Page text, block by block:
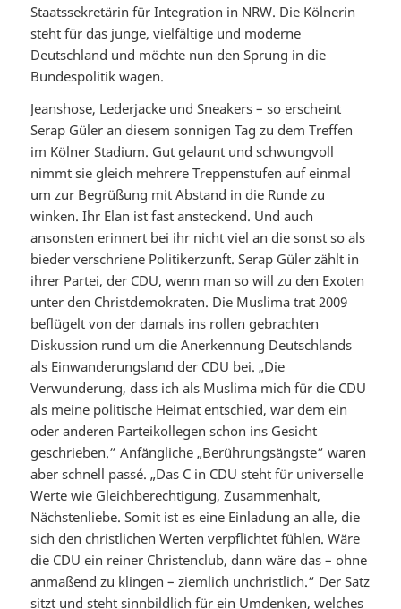
Staatssekretärin für Integration in NRW. Die Kölnerin
steht für das junge, vielfältige und moderne
Deutschland und möchte nun den Sprung in die
Bundespolitik wagen.
Jeanshose, Lederjacke und Sneakers – so erscheint
Serap Güler an diesem sonnigen Tag zu dem Treffen
im Kölner Stadium. Gut gelaunt und schwungvoll
nimmt sie gleich mehrere Treppenstufen auf einmal
um zur Begrüßung mit Abstand in die Runde zu
winken. Ihr Elan ist fast ansteckend. Und auch
ansonsten erinnert bei ihr nicht viel an die sonst so als
bieder verschriene Politikerzunft. Serap Güler zählt in
ihrer Partei, der CDU, wenn man so will zu den Exoten
unter den Christdemokraten. Die Muslima trat 2009
beflügelt von der damals ins rollen gebrachten
Diskussion rund um die Anerkennung Deutschlands
als Einwanderungsland der CDU bei. „Die
Verwunderung, dass ich als Muslima mich für die CDU
als meine politische Heimat entschied, war dem ein
oder anderen Parteikollegen schon ins Gesicht
geschrieben.“ Anfängliche „Berührungsängste“ waren
aber schnell passé. „Das C in CDU steht für universelle
Werte wie Gleichberechtigung, Zusammenhalt,
Nächstenliebe. Somit ist es eine Einladung an alle, die
sich den christlichen Werten verpflichtet fühlen. Wäre
die CDU ein reiner Christenclub, dann wäre das – ohne
anmaßend zu klingen – ziemlich unchristlich.“ Der Satz
sitzt und steht sinnbildlich für ein Umdenken, welches